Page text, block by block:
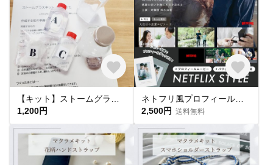
1,200円
2,500円 送料無料